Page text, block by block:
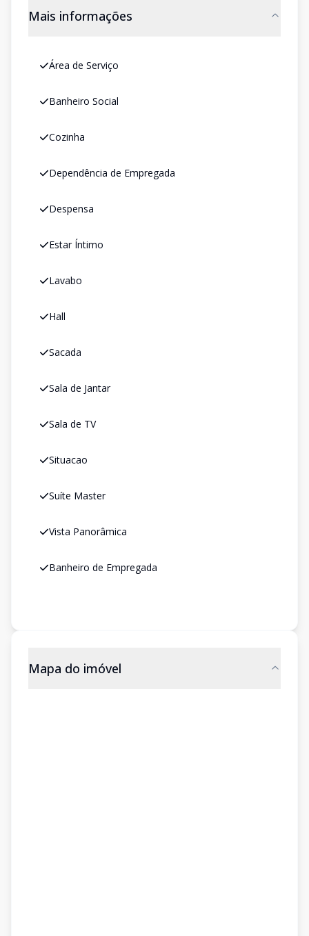
Mais informações
Área de Serviço
Banheiro Social
Cozinha
Dependência de Empregada
Despensa
Estar Íntimo
Lavabo
Hall
Sacada
Sala de Jantar
Sala de TV
Situacao
Suíte Master
Vista Panorâmica
Banheiro de Empregada
Mapa do imóvel